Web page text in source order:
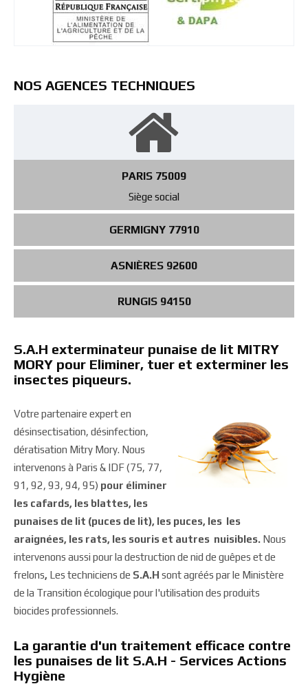
NOS AGENCES TECHNIQUES
PARIS 75009
Siège social
GERMIGNY 77910
ASNIÈRES 92600
RUNGIS 94150
S.A.H exterminateur punaise de lit MITRY
MORY pour Eliminer, tuer et exterminer les
insectes piqueurs.
Votre partenaire expert en
désinsectisation, désinfection,
dératisation Mitry Mory. Nous
intervenons à Paris & IDF (75, 77,
91, 92, 93, 94, 95) pour éliminer
les cafards, les blattes, les
punaises de lit (puces de lit), les puces, les les
araignées, les rats, les souris et autres nuisibles. Nous
intervenons aussi pour la destruction de nid de guêpes et de
frelons, Les techniciens de S.A.H sont agréés par le Ministère
de la Transition écologique pour l'utilisation des produits
biocides professionnels.
La garantie d'un traitement efficace contre
les punaises de lit S.A.H - Services Actions
Hygiène